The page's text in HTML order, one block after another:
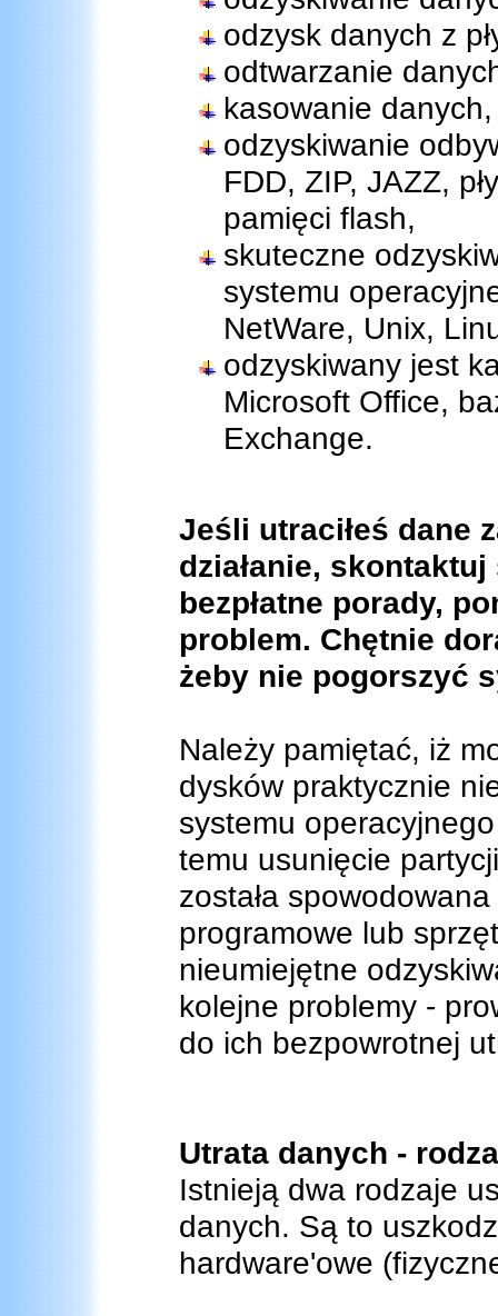
odzysk danych z
odtwarzanie
kasowanie danych,
odzyskiwanie
FDD, ZIP, JAZZ,
pamięci flash,
skuteczne
systemu
NetWare, Unix,
odzyskiwany jest
Microsoft Office,
Exchange.
Jeśli utraciłeś dane
działanie,
bezpłatne porady,
problem. Chętnie
żeby nie pogorszyć
Należy pamiętać, iż
dysków praktycznie
systemu
temu usunięcie
została
programowe lub
nieumiejętne
kolejne problemy -
do ich bezpowrotnej
Utrata danych -
Istnieją dwa rodzaje
danych. Są to
hardware'owe